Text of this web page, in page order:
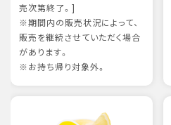
売次第終了。]
※期間内の販売状況によって、
販売を継続させていただく場合
があります。
※お持ち帰り対象外。